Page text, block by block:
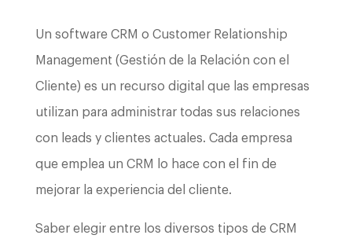
Un software CRM o Customer Relationship
Management (Gestión de la Relación con el
Cliente) es un recurso digital que las empresas
utilizan para administrar todas sus relaciones
con leads y clientes actuales. Cada empresa
que emplea un CRM lo hace con el fin de
mejorar la experiencia del cliente.
Saber elegir entre los diversos tipos de CRM